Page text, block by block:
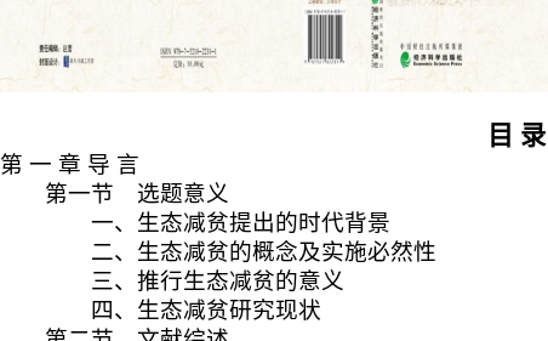
目 录
第 一 章 导 言
第一节
选题意义
一、生态减贫提出的时代背景
二、生态减贫的概念及实施必然性
三、推行生态减贫的意义
四、生态减贫研究现状